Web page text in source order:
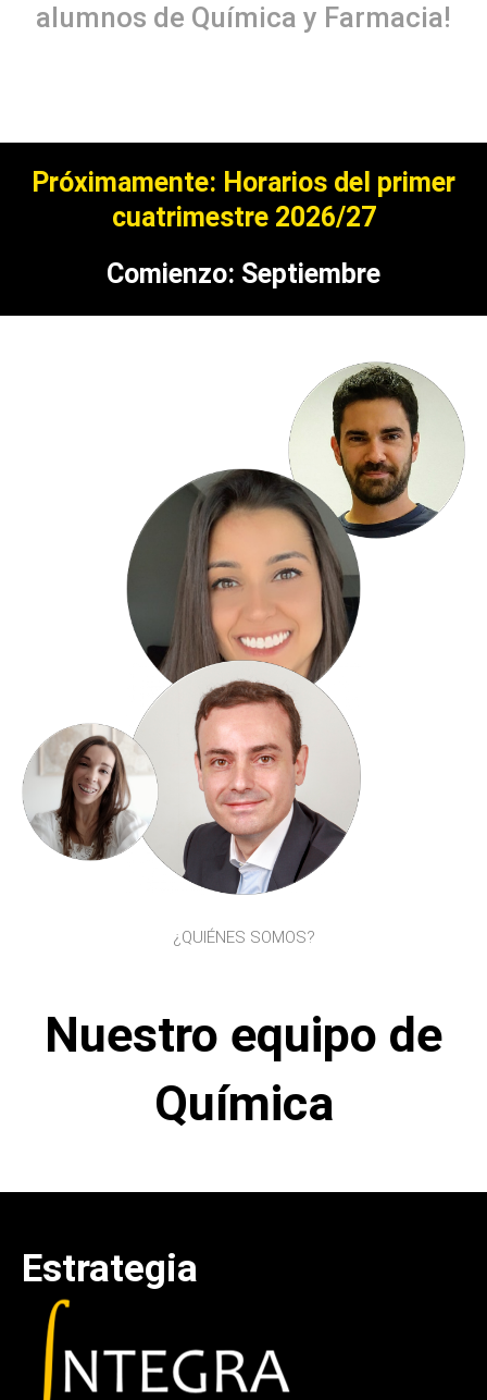
alumnos de Química y Farmacia!
Próximamente: Horarios del primer
cuatrimestre 2026/27
Comienzo: Septiembre
¿QUIÉNES SOMOS?
Nuestro equipo de
Química
Estrategia